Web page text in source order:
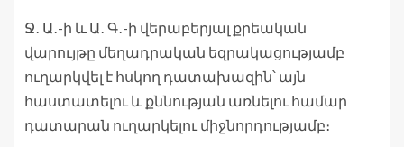
Ջ․ Ա․-ի և Ա․ Գ․-ի վերաբերյալ քրեական
վարույթը մեղադրական եզրակացությամբ
ուղարկվել է հսկող դատախազին՝ այն
հաստատելու և քննության առնելու համար
դատարան ուղարկելու միջնորդությամբ։